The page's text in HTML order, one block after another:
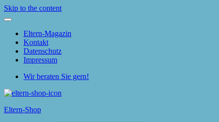
Skip to the content
Eltern-Magazin
Kontakt
Datenschutz
Impressum
Wir beraten Sie gern!
Eltern-Shop